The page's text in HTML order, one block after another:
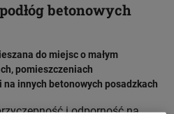
betonowych
do miejsc o małym
pomieszczeniach
innych betonowych posadzkach
i odporność na